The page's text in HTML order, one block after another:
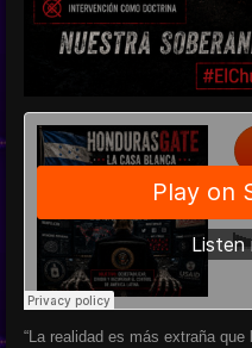
“La realidad es más extraña